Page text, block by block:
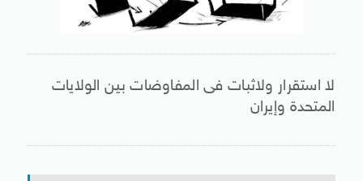
لا استقرار ولاثبات فى المفاوضات بين الولايات
المتحدة وإيران